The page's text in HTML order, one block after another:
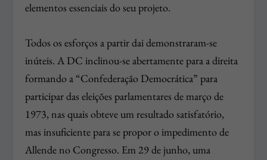
elementos essenciais do seu projeto.
Todos os esforços a partir dai demonstraram-se
inúteis. A DC inclinou-se abertamente para a direita
formando a “Confederação Democrática” para
participar das eleições parlamentares de março de
1973, nas quais obteve um resultado satisfatório,
mas insuficiente para se propor o impedimento de
Allende no Congresso. Em 29 de junho, uma